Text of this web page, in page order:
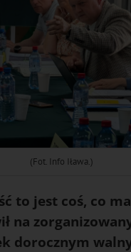
(Fot. Info Iława.)
to jest coś, co
na
dorocznym